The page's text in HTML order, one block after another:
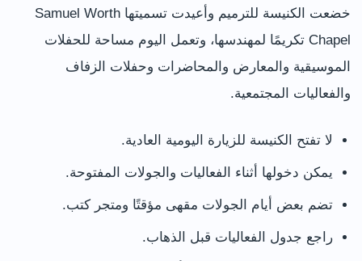
خضعت الكنيسة للترميم وأعيدت تسميتها Samuel Worth
Chapel تكريمًا لمهندسها، وتعمل اليوم مساحة للحفلات
الموسيقية والمعارض والمحاضرات وحفلات الزفاف
والفعاليات المجتمعية.
لا تفتح الكنيسة للزيارة اليومية العادية.
يمكن دخولها أثناء الفعاليات والجولات المفتوحة.
تضم بعض أيام الجولات مقهى مؤقتًا ومتجر كتب.
راجع جدول الفعاليات قبل الذهاب.